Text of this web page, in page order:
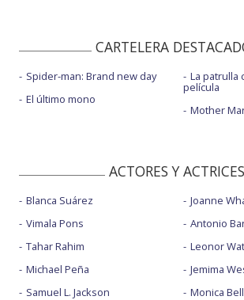
CARTELERA
Spider-man: Brand new day
El último mono
La patrulla
película
Mother
ACTORES Y ACTRICES
Blanca Suárez
Vimala Pons
Tahar Rahim
Michael Peña
Samuel L. Jackson
Joanne
Antonio
Leonor
Jemima
Monica